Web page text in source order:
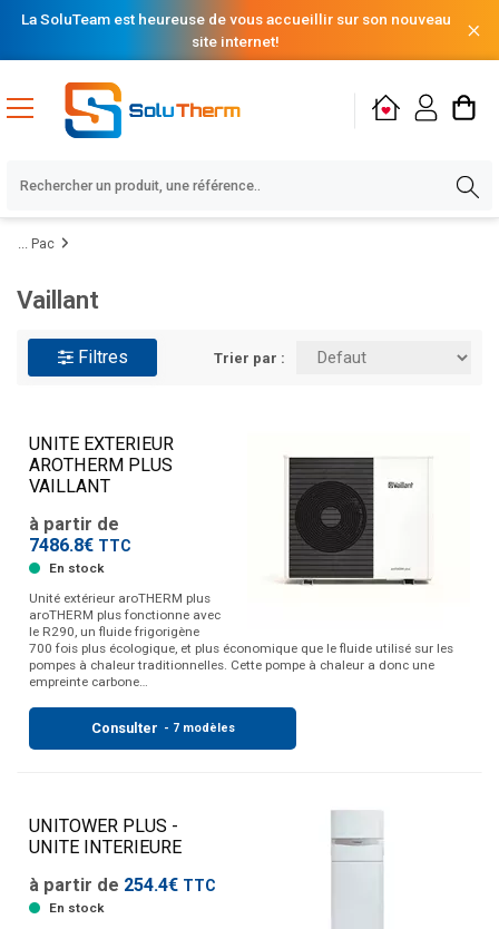
La SoluTeam est heureuse de vous accueillir sur son nouveau
site internet!
Pac
Vaillant
Filtres Trier par :
UNITE EXTERIEUR
AROTHERM PLUS
VAILLANT
à partir de
7486.8€ TTC
En stock
Unité extérieur aroTHERM plus
aroTHERM plus fonctionne avec
le R290, un fluide frigorigène
700 fois plus écologique, et plus économique que le fluide utilisé sur les
pompes à chaleur traditionnelles. Cette pompe à chaleur a donc une
empreinte carbone…
Consulter - 7 modèles
UNITOWER PLUS -
UNITE INTERIEURE
à partir de 254.4€ TTC
En stock